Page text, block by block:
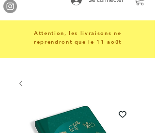
Attention, les livraisons ne
reprendront que le 11 août